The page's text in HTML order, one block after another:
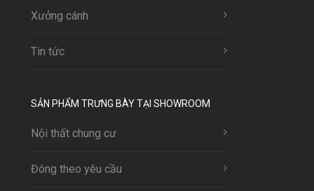
Xưởng cánh
Tin tức
SẢN PHẨM TRƯNG BÀY TẠI SHOWROOM
Nội thất chung cư
Đóng theo yêu cầu